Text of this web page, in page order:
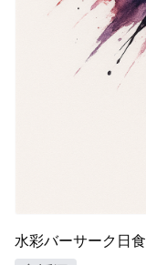
水彩バーサーク日食